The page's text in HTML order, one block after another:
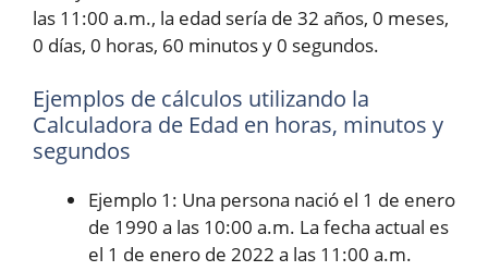
las 11:00 a.m., la edad sería de 32 años, 0 meses,
0 días, 0 horas, 60 minutos y 0 segundos.
Ejemplos de cálculos utilizando la
Calculadora de Edad en horas, minutos y
segundos
Ejemplo 1: Una persona nació el 1 de enero
de 1990 a las 10:00 a.m. La fecha actual es
el 1 de enero de 2022 a las 11:00 a.m.